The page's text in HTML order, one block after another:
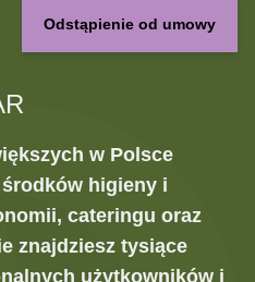
Odstąpienie od umowy
w Polsce
higieny i
cateringu oraz
znajdziesz tysiące
użytkowników i